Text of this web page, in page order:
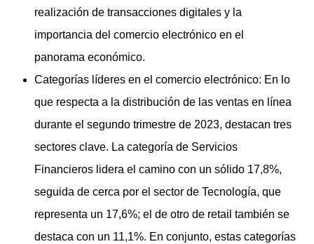
realización de transacciones digitales y la
importancia del comercio electrónico en el
panorama económico.
Categorías líderes en el comercio electrónico: En lo
que respecta a la distribución de las ventas en línea
durante el segundo trimestre de 2023, destacan tres
sectores clave. La categoría de Servicios
Financieros lidera el camino con un sólido 17,8%,
seguida de cerca por el sector de Tecnología, que
representa un 17,6%; el de otro de retail también se
destaca con un 11,1%. En conjunto, estas categorías